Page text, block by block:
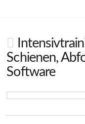
Schienen,
Software